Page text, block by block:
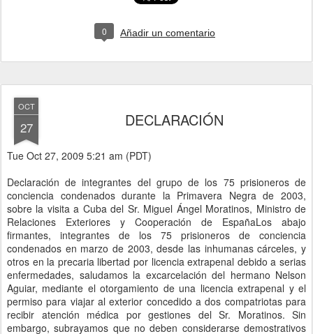
0 Añadir un comentario
OCT
27 DECLARACIÓN
Tue Oct 27, 2009 5:21 am (PDT)
Declaración de integrantes del grupo de los 75 prisioneros de
conciencia condenados durante la Primavera Negra de 2003,
sobre la visita a Cuba del Sr. Miguel Ángel Moratinos, Ministro de
Relaciones Exteriores y Cooperación de EspañaLos abajo
firmantes, integrantes de los 75 prisioneros de conciencia
condenados en marzo de 2003, desde las inhumanas cárceles, y
otros en la precaria libertad por licencia extrapenal debido a serias
enfermedades, saludamos la excarcelación del hermano Nelson
Aguiar, mediante el otorgamiento de una licencia extrapenal y el
permiso para viajar al exterior concedido a dos compatriotas para
recibir atención médica por gestiones del Sr. Moratinos. Sin
embargo, subrayamos que no deben considerarse demostrativos